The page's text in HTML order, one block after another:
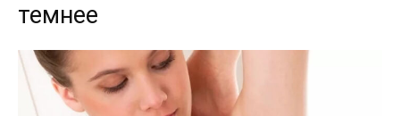
темнее